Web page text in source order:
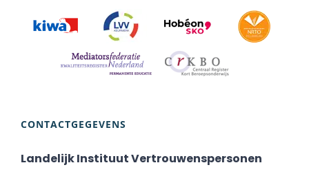
CONTACTGEGEVENS
Landelijk Instituut Vertrouwenspersonen